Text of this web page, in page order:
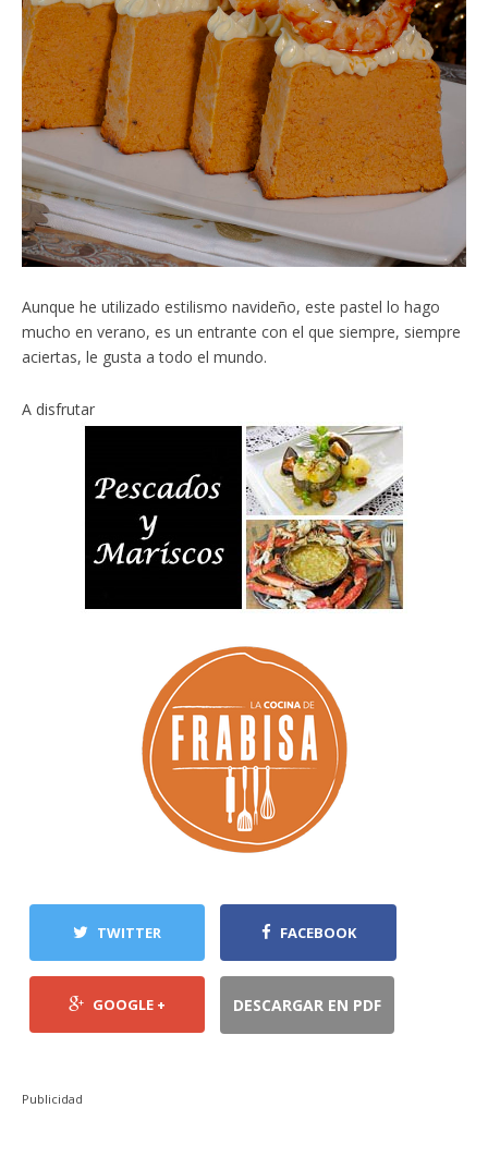
Aunque he utilizado estilismo navideño, este pastel lo hago
mucho en verano, es un entrante con el que siempre, siempre
aciertas, le gusta a todo el mundo.
A disfrutar
TWITTER FACEBOOK
GOOGLE + DESCARGAR EN PDF
Publicidad